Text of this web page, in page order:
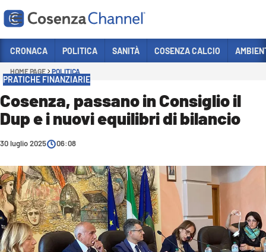
Sezioni
POLITICA
ITALIA MONDO
SANITÀ
SPORT
CULTURA
CRONACA POLITICA SANITÀ COSENZA CALCIO
HOME PAGE POLITICA
PRATICHE FINANZIARIE
Cosenza, passano in Consiglio il
Dup e i nuovi equilibri di bilancio
30 luglio 2025 06:08